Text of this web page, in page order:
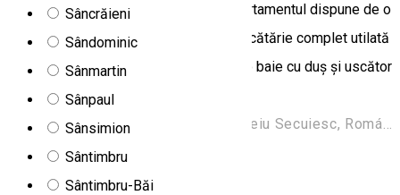
Sâncrăieni
Sândominic
Sânmartin
Sânpaul
Sânsimion
Sântimbru
Sântimbru-Băi
cu Wi-Fi gratuit și TV cu ecran plat. Apartamentul dispune de o
cameră de dormit, o cameră de zi, o bucătărie complet utilată
cu frigider și filtru de cafea, precum și o baie cu duș și uscător
de păr.
Str. Constructorilor 2, 535600 Odorheiu Secuiesc, Románia
Apartament